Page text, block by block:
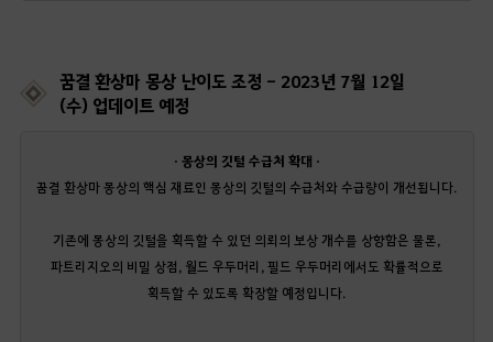
꿈결 환상마 몽상 난이도 조정 - 2023년 7월 12일
(수) 업데이트 예정
· 몽상의 깃털 수급처 확대 ·
꿈결 환상마 몽상의 핵심 재료인 몽상의 깃털의 수급처와 수급량이 개선됩니다.
기존에 몽상의 깃털을 획득할 수 있던 의뢰의 보상 개수를 상향함은 물론,
파트리지오의 비밀 상점, 월드 우두머리, 필드 우두머리에서도 확률적으로
획득할 수 있도록 확장할 예정입니다.